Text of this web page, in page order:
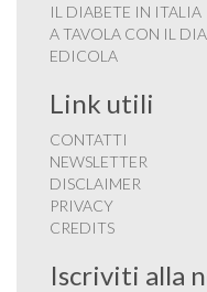
IL DIABETE IN ITALIA
A TAVOLA CON IL
EDICOLA
Link utili
CONTATTI
NEWSLETTER
DISCLAIMER
PRIVACY
CREDITS
Iscriviti alla